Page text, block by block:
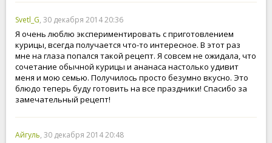
Svetl_G, 30 декабря 2014 20:36
Я очень люблю экспериментировать с приготовлением
курицы, всегда получается что-то интересное. В этот раз
мне на глаза попался такой рецепт. Я совсем не ожидала, что
сочетание обычной курицы и ананаса настолько удивит
меня и мою семью. Получилось просто безумно вкусно. Это
блюдо теперь буду готовить на все праздники! Спасибо за
замечательный рецепт!
Айгуль, 30 декабря 2014 20:48